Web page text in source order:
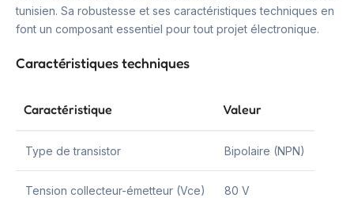
tunisien. Sa robustesse et ses caractéristiques techniques en
font un composant essentiel pour tout projet électronique.
Caractéristiques techniques
Caractéristique Valeur
Type de transistor Bipolaire (NPN)
Tension collecteur-émetteur (Vce) 80 V